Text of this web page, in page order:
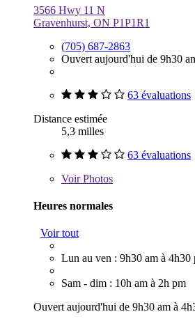
3566 Hwy 11 N
Gravenhurst, ON P1P1R1
(705) 687-2863
Ouvert aujourd'hui de 9h30
63 évaluations
Distance estimée
5,3 milles
63 évaluations
VoirPhotos
Heures normales
Voir tout
Lun au ven : 9h30 am à 4h30
Sam - dim : 10h am à 2h pm
Ouvert aujourd'hui de 9h30 am à